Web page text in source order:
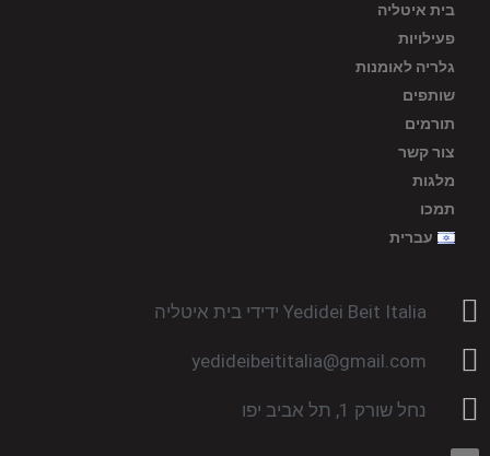
בית איטליה
פעילויות
גלריה לאומנות
שותפים
תורמים
צור קשר
מלגות
תמכו
עברית
Yedidei Beit Italia ידידי בית איטליה
yedideibeititalia@gmail.com
נחל שורק 1, תל אביב יפו